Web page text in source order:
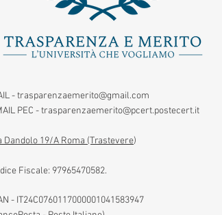
-trasparenzaemerito@gmail.com
PEC -trasparenzaemerito@pcert.postecert.it
Dandolo 19/A Roma (Trastevere)
Fiscale: 97965470582.
- IT24C0760117000001041583947